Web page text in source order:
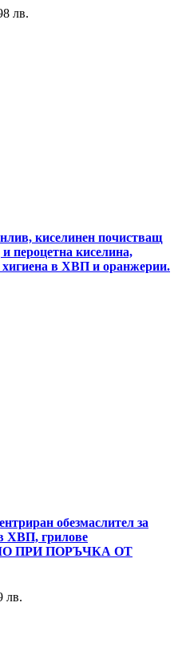
лв.
киселинен почистващ
пероцетна киселина,
хигиена в ХВП и оранжерии.
обезмаслител за
ХВП, грилове
ПРИ ПОРЪЧКА ОТ
лв.